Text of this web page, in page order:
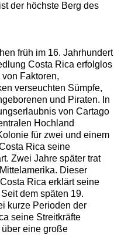
der höchste Berg des
früh im 16. Jahrhundert
Costa Rica erfolglos
Faktoren,
verseuchten Sümpfe,
und Piraten. In
von Cartago
Hochland
für zwei und einem
Rica seine
Zwei Jahre später trat
Dieser
Rica erklärt seine
dem späten 19.
kurze Perioden der
seine Streitkräfte
eine große